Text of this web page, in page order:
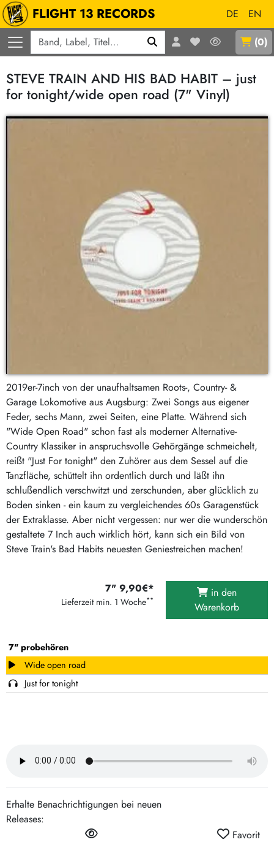
FLIGHT 13 RECORDS DE
EN
(0)
STEVE TRAIN AND HIS BAD HABIT – just
for tonight/wide open road (7" Vinyl)
2019er-7inch von der unaufhaltsamen Roots-, Country- &
Garage Lokomotive aus Augsburg: Zwei Songs aus eigener
Feder, sechs Mann, zwei Seiten, eine Platte. Während sich
"Wide Open Road" schon fast als moderner Alternative-
Country Klassiker in anspruchsvolle Gehörgänge schmeichelt,
reißt "Just For tonight" den Zuhörer aus dem Sessel auf die
Tanzfläche, schüttelt ihn ordentlich durch und läßt ihn
schlußendlich verschwitzt und zerschunden, aber glücklich zu
Boden sinken - ein kaum zu vergleichendes 60s Garagenstück
der Extraklasse. Aber nicht vergessen: nur wer die wunderschön
gestaltete 7 Inch auch wirklich hört, kann sich ein Bild von
Steve Train's Bad Habits neuesten Geniestreichen machen!
7" probehören
Wide open road
Just for tonight
7" 9,90€*
Lieferzeit min. 1 Woche**
in den
Warenkorb
Erhalte Benachrichtigungen bei neuen
Releases:
Favorit